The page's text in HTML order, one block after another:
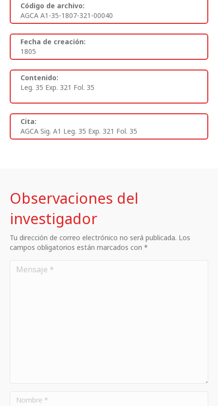
Código de archivo:
AGCA A1-35-1807-321-00040
Fecha de creación:
1805
Contenido:
Leg. 35 Exp. 321 Fol. 35
Cita:
AGCA Sig. A1 Leg. 35 Exp. 321 Fol. 35
Observaciones del
investigador
Tu dirección de correo electrónico no será publicada. Los
campos obligatorios están marcados con *